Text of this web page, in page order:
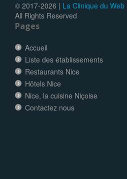
© 2017-2026 | La Clinique du Web
All Rights Reserved
Pages
Accueil
Liste des établissements
Restaurants Nice
Hôtels Nice
Nice, la cuisine Niçoise
Contactez nous